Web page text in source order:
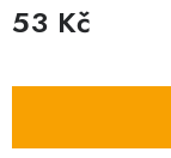
53 Kč